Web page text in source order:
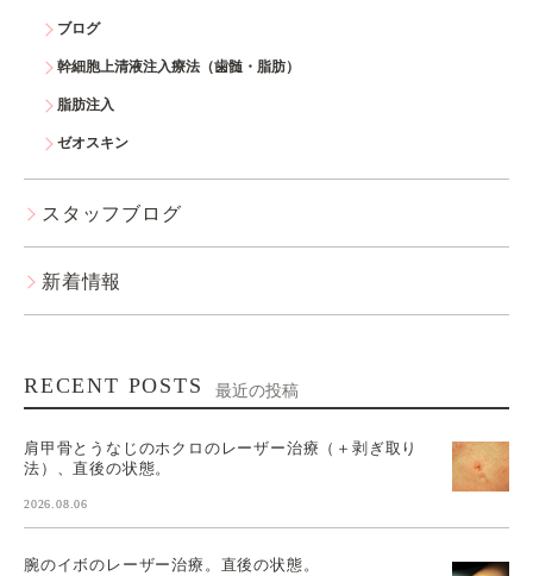
ブログ
幹細胞上清液注入療法（歯髄・脂肪）
脂肪注入
ゼオスキン
スタッフブログ
新着情報
RECENT POSTS 最近の投稿
肩甲骨とうなじのホクロのレーザー治療（＋剥ぎ取り
法）、直後の状態。
2026.08.06
腕のイボのレーザー治療。直後の状態。